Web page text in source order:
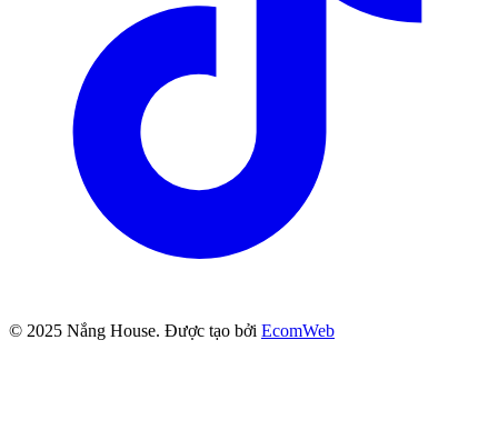
© 2025 Nắng House. Được tạo bởi EcomWeb